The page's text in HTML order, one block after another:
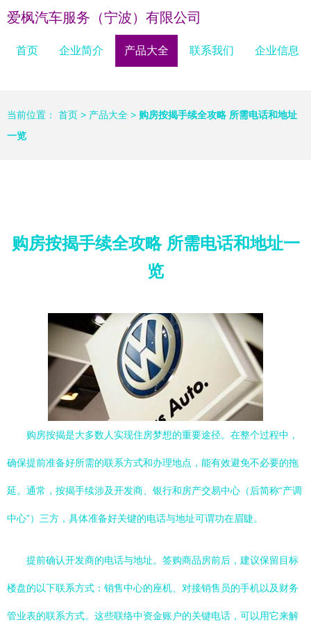
爱枫汽车服务（宁波）有限公司
首页 企业简介 产品大全 联系我们 企业信息
当前位置： 首页 > 产品大全 > 购房按揭手续全攻略 所需电话和地址
一览
购房按揭手续全攻略 所需电话和地址一
览
购房按揭是大多数人实现住房梦想的重要途径。在整个过程中，
确保提前准备好所需的联系方式和办理地点，能有效避免不必要的拖
延。通常，按揭手续涉及开发商、银行和房产交易中心（后简称“产调
中心”）三方，具体准备好关键的电话与地址可谓功在眉睫。
提前确认开发商的电话与地址。签购商品房前后，建议保留目标
楼盘的以下联系方式：销售中心的座机、对接销售员的手机以及财务
管业表的联系方式。这些联络中资金账户的关键电话，可以用它来解